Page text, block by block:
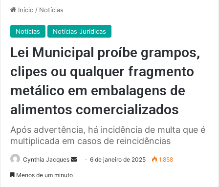
Início / Notícias
Notícias Notícias Jurídicas
Lei Municipal proíbe grampos,
clipes ou qualquer fragmento
metálico em embalagens de
alimentos comercializados
Após advertência, há incidência de multa que é
multiplicada em casos de reincidências
Cynthia Jacques
Mande6 de janeiro de 2025 1.858
Menos de um minuto